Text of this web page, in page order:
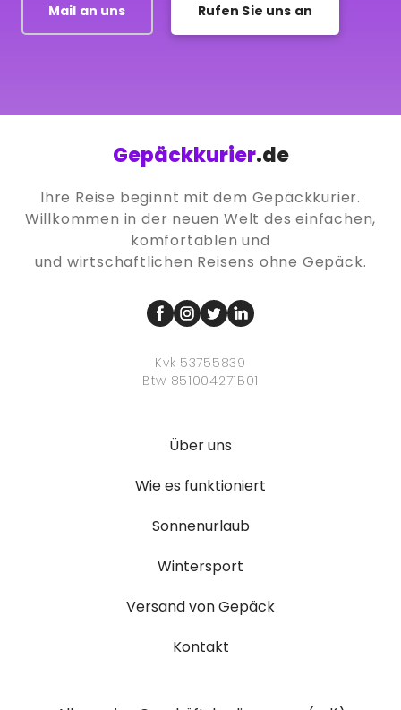
Mail an uns Rufen Sie uns an
Gepäckkurier.de
Ihre Reise beginnt mit dem Gepäckkurier.
Willkommen in der neuen Welt des einfachen,
komfortablen und
und wirtschaftlichen Reisens ohne Gepäck.
Kvk 53755839
Btw 851004271B01
Über uns
Wie es funktioniert
Sonnenurlaub
Wintersport
Versand von Gepäck
Kontakt